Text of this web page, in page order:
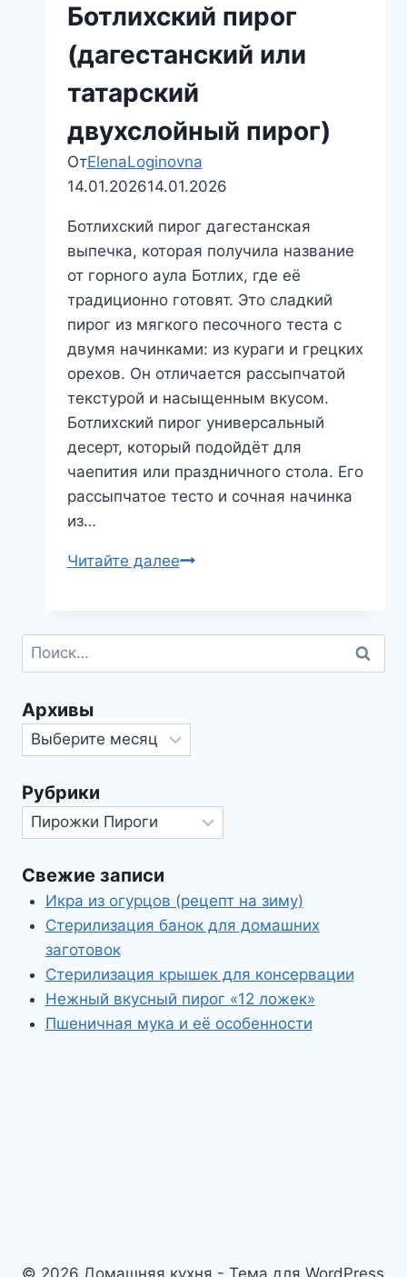
Ботлихский пирог
(дагестанский или
татарский
двухслойный пирог)
ОтElenaLoginovna
14.01.202614.01.2026
Ботлихский пирог дагестанская
выпечка, которая получила название
от горного аула Ботлих, где её
традиционно готовят. Это сладкий
пирог из мягкого песочного теста с
двумя начинками: из кураги и грецких
орехов. Он отличается рассыпчатой
текстурой и насыщенным вкусом.
Ботлихский пирог универсальный
десерт, который подойдёт для
чаепития или праздничного стола. Его
рассыпчатое тесто и сочная начинка
из…
Читайте далееБотлихский
или
Найти:
Архивы
Архивы
Рубрики
Рубрики
Свежие записи
Икра из огурцов (рецепт на зиму)
Стерилизация банок для домашних
заготовок
Стерилизация крышек для консервации
Нежный вкусный пирог «12 ложек»
Пшеничная мука и её особенности
© 2026 Домашняя кухня - Тема для WordPress